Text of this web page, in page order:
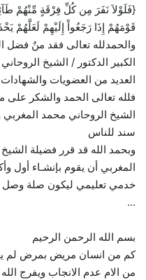
{فَلَوْلاَ نَفَرَ مِن كُلِّ فِرْقَةٍ مِّنْهُمْ
قَوْمَهُمْ إِذَا رَجَعُواْ إِلَيْهِمْ لَعَلَّهُمْ
والحمدلله تعالى فقد منٌ فضل
الكبير الدكتور / الشيخ
العديد من العضويات
فلله تعالى الحمد والشكر على
الشيخ الروحاني محمد المغربي
سند للناس
وبحمد الله قد قرر فضيلة
المغربي أن يقوم بإنشـاء أول
خدمي تعليمي ليكون صلة وصل
…
بسم الله الرحمن الرحيم
كم من انسان مريض بمرض لم
من الام عدم الانجاب ويفرج الله